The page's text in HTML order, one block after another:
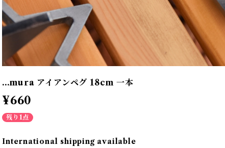
...mura アイアンペグ 18cm 一本
¥660
残り1点
International shipping available